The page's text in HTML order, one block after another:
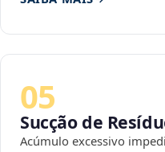
05
Sucção de
Acúmulo excessivo